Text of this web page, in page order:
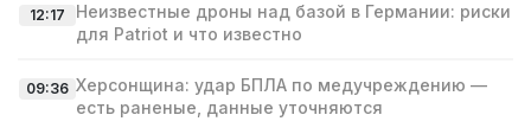
12:17
Неизвестные дроны над базой в Германии: риски
для Patriot и что известно
09:36 Херсонщина: удар БПЛА по медучреждению —
есть раненые, данные уточняются